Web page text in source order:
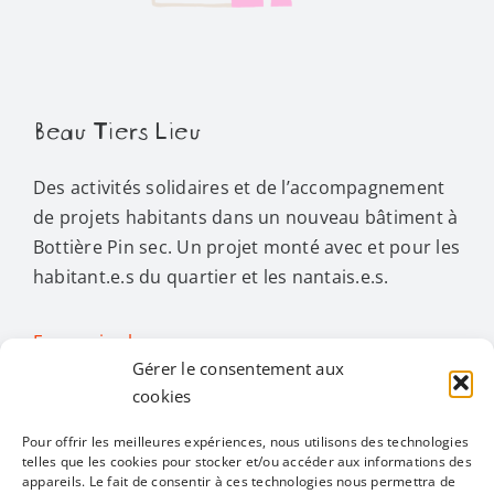
Gérer le consentement aux
cookies
Pour offrir les meilleures expériences, nous utilisons des technologies
telles que les cookies pour stocker et/ou accéder aux informations des
appareils. Le fait de consentir à ces technologies nous permettra de
Beau Tiers Lieu
Des activités solidaires et de l’accompagnement
de projets habitants dans un nouveau bâtiment à
Bottière Pin sec. Un projet monté avec et pour les
habitant.e.s du quartier et les nantais.e.s.
En savoir plus…
Toggle